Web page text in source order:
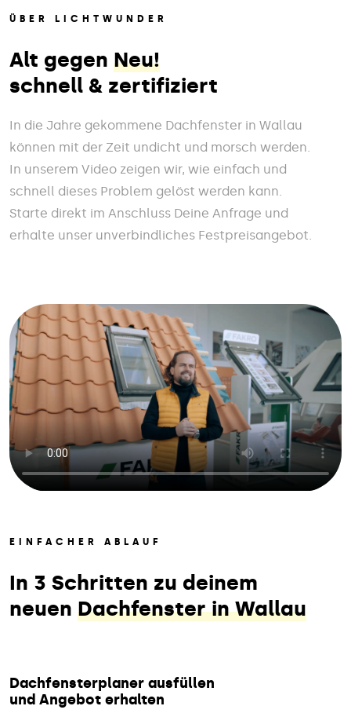
ÜBER LICHTWUNDER
Alt gegen Neu!
schnell & zertifiziert
In die Jahre gekommene Dachfenster in Wallau
können mit der Zeit undicht und morsch werden.
In unserem Video zeigen wir, wie einfach und
schnell dieses Problem gelöst werden kann.
Starte direkt im Anschluss Deine Anfrage und
erhalte unser unverbindliches Festpreisangebot.
EINFACHER ABLAUF
In 3 Schritten zu deinem
neuen Dachfenster in Wallau
Dachfensterplaner ausfüllen
und Angebot erhalten